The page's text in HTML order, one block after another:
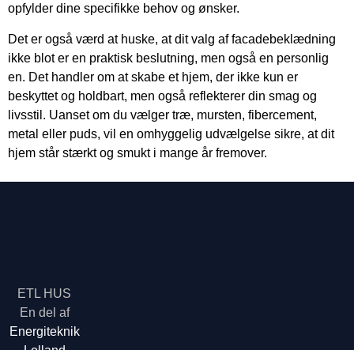
opfylder dine specifikke behov og ønsker.
Det er også værd at huske, at dit valg af facadebeklædning
ikke blot er en praktisk beslutning, men også en personlig
en. Det handler om at skabe et hjem, der ikke kun er
beskyttet og holdbart, men også reflekterer din smag og
livsstil. Uanset om du vælger træ, mursten, fibercement,
metal eller puds, vil en omhyggelig udvælgelse sikre, at dit
hjem står stærkt og smukt i mange år fremover.
ETL HUS
En del af
Energiteknik